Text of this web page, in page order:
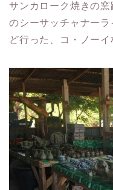
サンカローク焼きの
のシーサッチャナー
ど行った、コ・ノー